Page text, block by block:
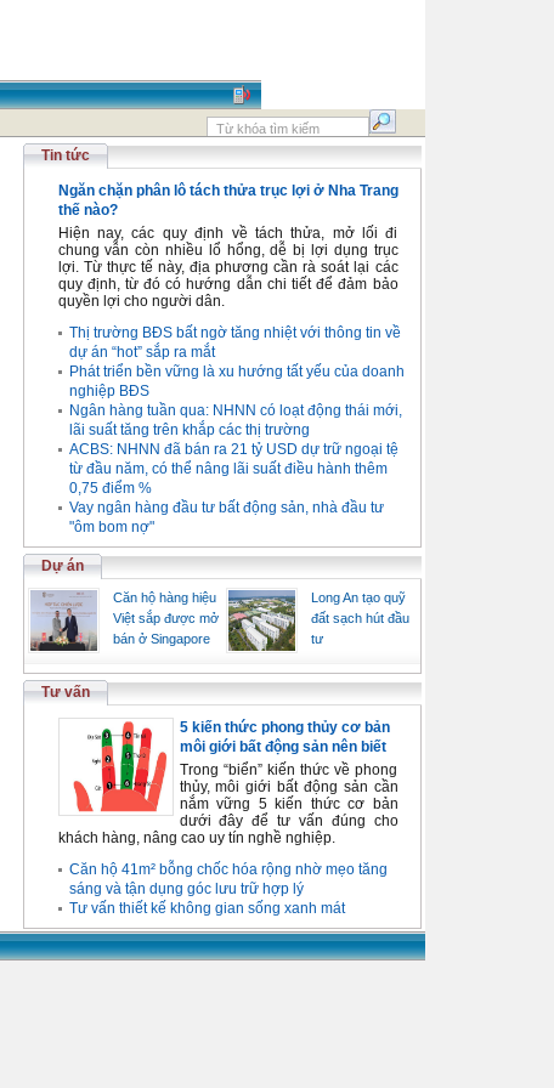
Tin tức
Ngăn chặn phân lô tách thửa trục lợi ở Nha Trang
thế nào?
Hiện nay, các quy định về tách thửa, mở lối đi
chung vẫn còn nhiều lổ hổng, dễ bị lợi dụng trục
lợi. Từ thực tế này, địa phương cần rà soát lại các
quy định, từ đó có hướng dẫn chi tiết để đảm bảo
quyền lợi cho người dân.
Thị trường BĐS bất ngờ tăng nhiệt với thông tin về
dự án “hot” sắp ra mắt
Phát triển bền vững là xu hướng tất yếu của doanh
nghiệp BĐS
Ngân hàng tuần qua: NHNN có loạt động thái mới,
lãi suất tăng trên khắp các thị trường
ACBS: NHNN đã bán ra 21 tỷ USD dự trữ ngoại tệ
từ đầu năm, có thể nâng lãi suất điều hành thêm
0,75 điểm %
Vay ngân hàng đầu tư bất động sản, nhà đầu tư
"ôm bom nợ"
Dự án
Căn hộ hàng hiệu
Việt sắp được mở
bán ở Singapore
Long An tạo quỹ
đất sạch hút đầu
tư
Tư vấn
5 kiến thức phong thủy cơ bản
môi giới bất động sản nên biết
Trong “biển” kiến thức về phong
thủy, môi giới bất động sản cần
nắm vững 5 kiến thức cơ bản
dưới đây để tư vấn đúng cho
khách hàng, nâng cao uy tín nghề nghiệp.
Căn hộ 41m² bỗng chốc hóa rộng nhờ mẹo tăng
sáng và tận dụng góc lưu trữ hợp lý
Tư vấn thiết kế không gian sống xanh mát